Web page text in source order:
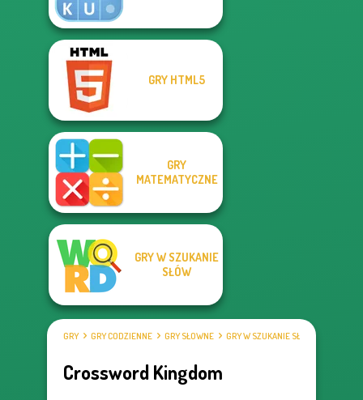
GRY HTML5
GRY
MATEMATYCZNE
GRY W SZUKANIE
SŁÓW
GRY GRY CODZIENNE GRY SŁOWNE GRY W SZUKANIE SŁÓW
Crossword Kingdom